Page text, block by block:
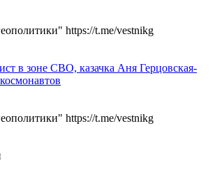
https://t.me/vestnikg
в зоне СВО, казачка Аня Герцовская-
https://t.me/vestnikg